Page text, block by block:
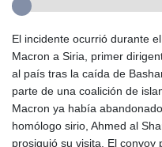
El incidente ocurrió durante
Macron a Siria, primer
al país tras la caída de
parte de una coalición de
Macron ya había
homólogo sirio, Ahmed al
prosiguió su visita. El convoy